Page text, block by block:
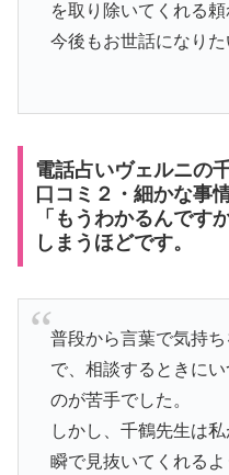
を取り除いてくれる頼
今後もお世話になりた
電話占いヴェルニの
口コミ２・細かな事
「もうわかるんです
しまうほどです。
普段から言葉で気持
で、相談するときに
のが苦手でした。
しかし、千鶴先生は
瞬で見抜いてくれる